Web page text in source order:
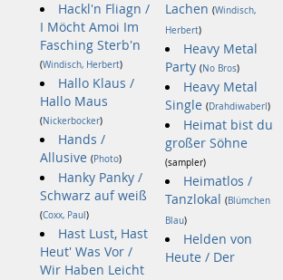
Hackl'n Fliagn /
I Möcht Amoi Im
Fasching Sterb'n
( Windisch, Herbert)
Hallo Klaus /
Hallo Maus
(Nickerbocker)
Hands /
Allusive (Photo)
Hanky Panky /
Schwarz auf weiß
(Coxx, Paul )
Hast Lust, Hast
Heut' Was Vor /
Wir Haben Leicht
Lachen (Windisch,
Herbert)
Heavy Metal
Party (No Bros)
Heavy Metal
Single (Drahdiwaberl)
Heimat bist du
großer Söhne
(sampler)
Heimatlos /
Tanzlokal
(Blümchen
Blau)
Helden von
Heute / Der